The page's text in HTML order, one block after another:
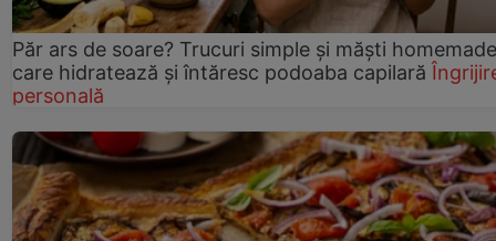
Păr ars de soare? Trucuri simple și măști homemade
care hidratează și întăresc podoaba capilară
personală